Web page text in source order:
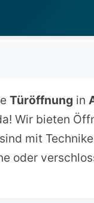
Türöffnung in
Wir bieten
mit
oder